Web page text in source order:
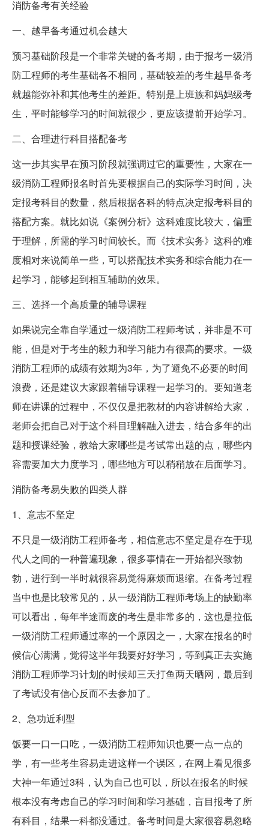
消防备考有关经验
一、越早备考通过机会越大
预习基础阶段是一个非常关键的备考期，由于报考一级消
防工程师的考生基础各不相同，基础较差的考生越早备考
就越能弥补和其他考生的差距。特别是上班族和妈妈级考
生，平时能够学习的时间就很少，更应该提前开始学习。
二、合理进行科目搭配备考
这一步其实早在预习阶段就强调过它的重要性，大家在一
级消防工程师报名时首先要根据自己的实际学习时间，决
定报考科目的数量，然后根据各科的特点决定报考科目的
搭配方案。就比如说《案例分析》这科难度比较大，偏重
于理解，所需的学习时间较长。而《技术实务》这科的难
度相对来说简单一些，可以搭配技术实务和综合能力在一
起学习，能够起到相互辅助的效果。
三、选择一个高质量的辅导课程
如果说完全靠自学通过一级消防工程师考试，并非是不可
能，但是对于考生的毅力和学习能力有很高的要求。一级
消防工程师的成绩有效期为3年，为了避免不必要的时间
浪费，还是建议大家跟着辅导课程一起学习的。要知道老
师在讲课的过程中，不仅仅是把教材的内容讲解给大家，
老师会把自己对于这个科目理解融入进去，结合多年的出
题和授课经验，教给大家哪些是考试常出题的点，哪些内
容需要加大力度学习，哪些地方可以稍稍放在后面学习。
消防备考易失败的四类人群
1、意志不坚定
不只是一级消防工程师备考，相信意志不坚定是存在于现
代人之间的一种普遍现象，很多事情在一开始都兴致勃
勃，进行到一半时就很容易觉得麻烦而退缩。在备考过程
当中也是比较常见的，从一级消防工程师考场上的缺勤率
可以看出，每年半途而废的考生是非常多的，这也是拉低
一级消防工程师通过率的一个原因之一，大家在报名的时
候信心满满，觉得这半年我要好好学习，等到真正去实施
消防工程师学习计划的时候却三天打鱼两天晒网，最后到
了考试没有信心反而不去参加了。
2、急功近利型
饭要一口一口吃，一级消防工程师知识也要一点一点的
学，有一些考生容易走进这样一个误区，在网上看见很多
大神一年通过3科，认为自己也可以，所以在报名的时候
根本没有考虑自己的学习时间和学习基础，盲目报考了所
有科目，结果一科都没通过。备考时间是大家很容易忽略